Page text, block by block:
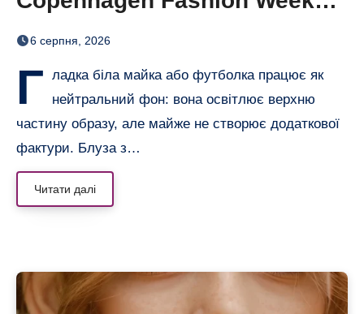
показали тренд цього літа
6 серпня, 2026
Г ладка біла майка або футболка працює як
нейтральний фон: вона освітлює верхню
частину образу, але майже не створює додаткової
фактури. Блуза з…
Читати далі